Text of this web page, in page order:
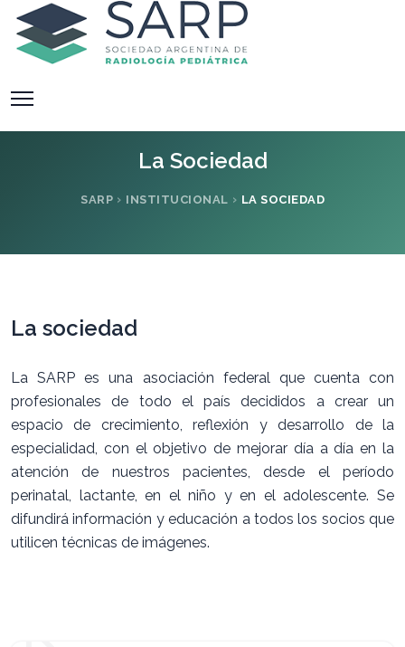
La Sociedad
SARP INSTITUCIONAL LA SOCIEDAD
La sociedad
La SARP es una asociación federal que cuenta con
profesionales de todo el país decididos a crear un
espacio de crecimiento, reflexión y desarrollo de la
especialidad, con el objetivo de mejorar día a día en la
atención de nuestros pacientes, desde el período
perinatal, lactante, en el niño y en el adolescente. Se
difundirá información y educación a todos los socios que
utilicen técnicas de imágenes.